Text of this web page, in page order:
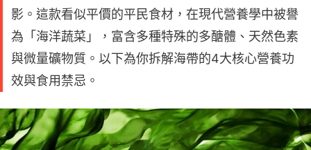
影。這款看似平價的平民食材，在現代營養學中被譽
為「海洋蔬菜」，富含多種特殊的多醣體、天然色素
與微量礦物質。以下為你拆解海帶的4大核心營養功
效與食用禁忌。